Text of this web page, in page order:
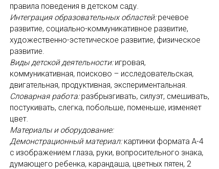
правила поведения в детском саду.
Интеграция образовательных областей:речевое
развитие, социально-коммуникативное развитие,
художественно-эстетическое развитие, физическое
развитие.
Виды детской деятельности: игровая,
коммуникативная, поисково – исследовательская,
двигательная, продуктивная, экспериментальная.
Словарная работа: разбрызгивать, силуэт, смешивать,
постукивать, слегка, побольше, поменьше, изменяет
цвет.
Материалы и оборудование:
Демонстрационный материал:картинки формата А-4
с изображением глаза, руки, вопросительного знака,
думающего ребенка, карандаша, цветных пятен, 2